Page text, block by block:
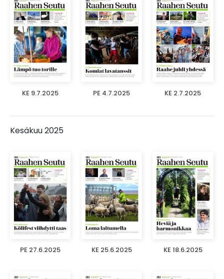
KE 9.7.2025 PE 4.7.2025 KE 2.7.2025
Kesäkuu 2025
PE 27.6.2025 KE 25.6.2025 KE 18.6.2025